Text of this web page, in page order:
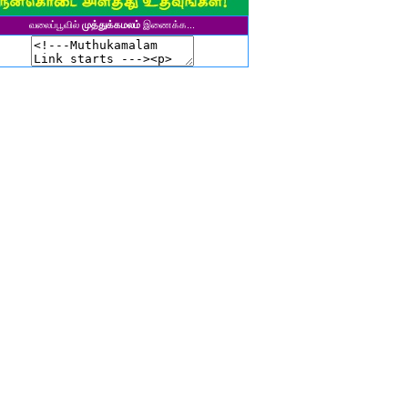
தனசேகரன்
ஹரிஹரன்
மு. பழனியப்பன்
வலைப்பூவில் முத்துக்கமலம் இணைக்க...